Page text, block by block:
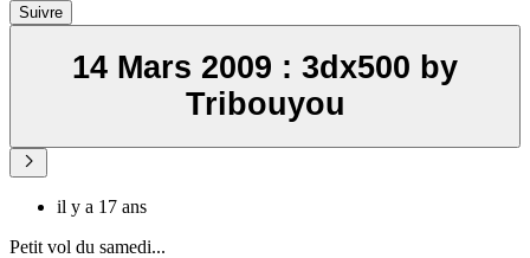
Suivre
14 Mars 2009 : 3dx500 by
Tribouyou
il y a 17 ans
Petit vol du samedi...